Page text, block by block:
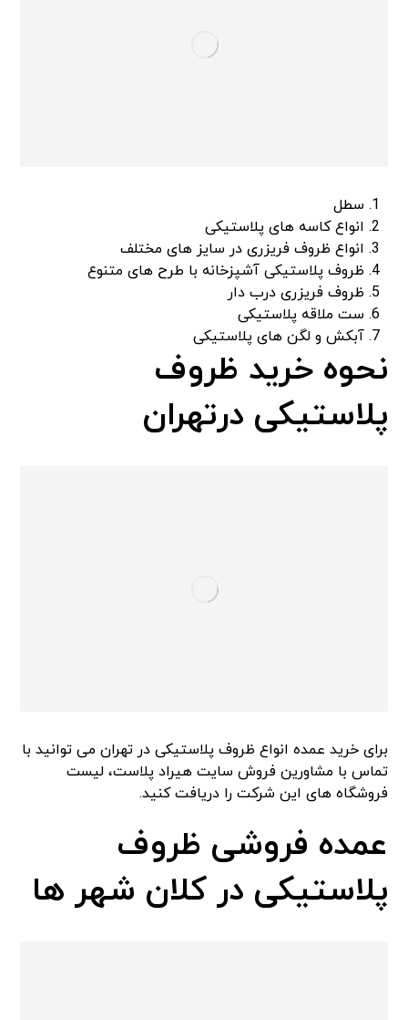
سطل
انواع کاسه های پلاستیکی
انواع ظروف فریزری در سایز های مختلف
ظروف پلاستیکی آشپزخانه با طرح های متنوع
ظروف فریزری درب دار
ست ملاقه پلاستیکی
آبکش و لگن های پلاستیکی
نحوه خرید ظروف
پلاستیکی درتهران
برای خرید عمده انواع ظروف پلاستیکی در تهران می توانید با
تماس با مشاورین فروش سایت هیراد پلاست، لیست
فروشگاه های این شرکت را دریافت کنید.
عمده فروشی ظروف
پلاستیکی در کلان شهر ها